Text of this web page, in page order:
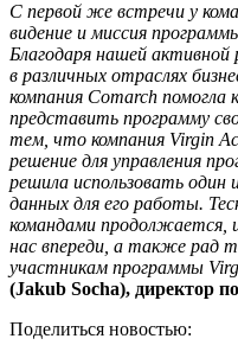
С первой же встречи у
видение и миссия
Благодаря нашей
в различных отраслях
компания Comarch помогла
представить программу
тем, что компания Virgin
решение для управления
решила использовать
данных для его работы.
командами
нас впереди, а также рад
участникам программы
(Jakub Socha), директор
Поделиться новостью: